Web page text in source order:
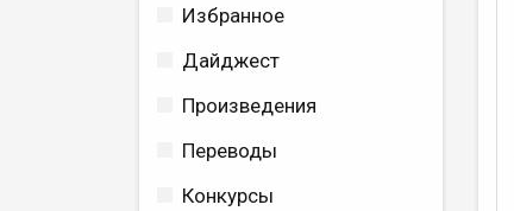
Избранное
Дайджест
Произведения
Переводы
Конкурсы